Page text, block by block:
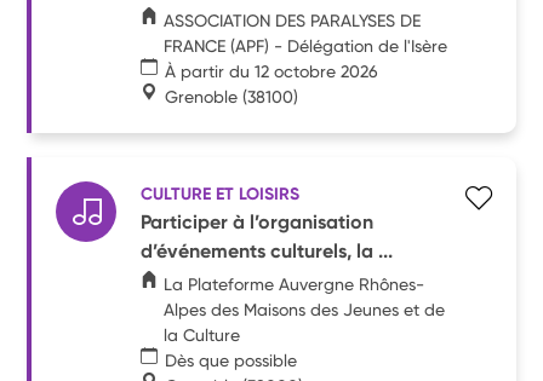
ASSOCIATION DES PARALYSES DE
FRANCE (APF) - Délégation de l'Isère
À partir du 12 octobre 2026
Grenoble (38100)
CULTURE ET LOISIRS
Participer à l’organisation
d’événements culturels, la ...
La Plateforme Auvergne Rhônes-
Alpes des Maisons des Jeunes et de
la Culture
Dès que possible